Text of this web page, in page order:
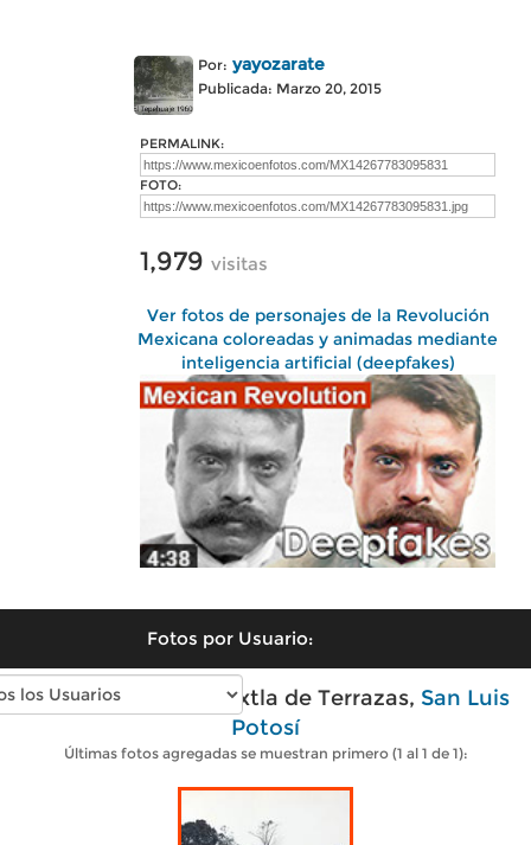
Por: yayozarate
Publicada: Marzo 20, 2015
PERMALINK:
FOTO:
1,979 visitas
Ver fotos de personajes de la Revolución
Mexicana coloreadas y animadas mediante
inteligencia artificial (deepfakes)
Fotos por Usuario:
Fotos antiguas de Axtla de Terrazas, San Luis
Potosí
Últimas fotos agregadas se muestran primero (1 al 1 de 1):